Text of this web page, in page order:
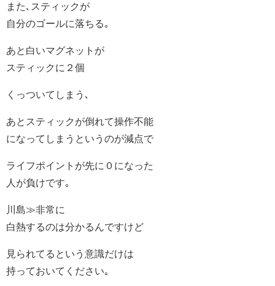
また､スティックが
自分のゴールに落ちる｡
あと白いマグネットが
スティックに２個
くっついてしまう､
あとスティックが倒れて操作不能
になってしまうというのが減点で
ライフポイントが先に０になった
人が負けです｡
川島≫非常に
白熱するのは分かるんですけど
見られてるという意識だけは
持っておいてください｡